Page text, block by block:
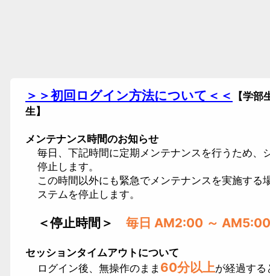
＞＞初回ログイン方法について ＜＜
【学部
生】
メンテナンス時間のお知らせ
毎日、下記時間に定期メンテナンスを行うため、
停止します。
この時間以外にも緊急でメンテナンスを実施する
ステムを停止します。
＜停止時間＞ 毎日 AM2:00 ～ AM5:00
セッションタイムアウトについて
ログイン後、無操作のまま 60分以上が経過する